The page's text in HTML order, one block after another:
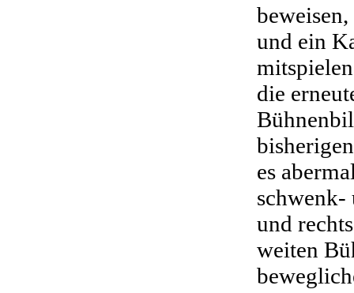
und ein
die
es
schwenk-
und
weiten